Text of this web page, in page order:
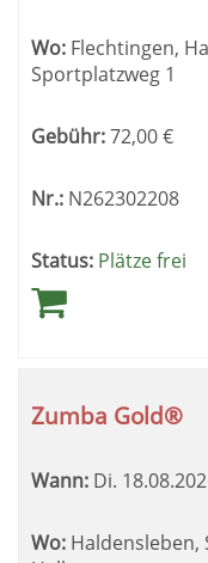
Wo: Flechtingen,
Sportplatzweg 1
Gebühr:72,00€
Nr.: N262302208
Status: Plätze frei
Zumba Gold®
Wann: Di.
Wo: